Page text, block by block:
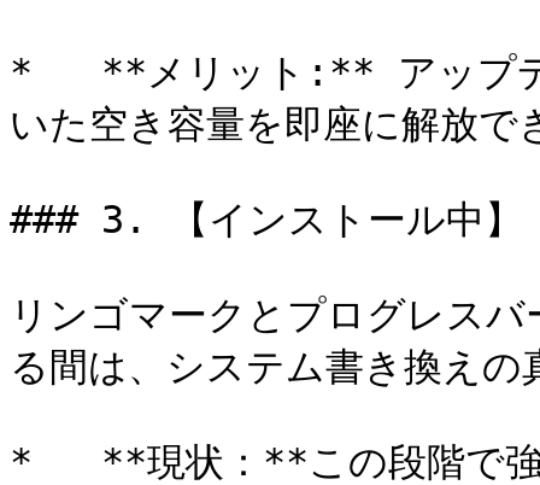
*   **メリット:** アップデ
いた空き容量を即座に解放で
### 3. 【インストール中】
リンゴマークとプログレス
る間は、システム書き換えの
*   **現状：**この段階で